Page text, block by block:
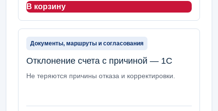
В корзину
Документы, маршруты и согласования
Отклонение счета с причиной — 1С
Не теряются причины отказа и корректировки.